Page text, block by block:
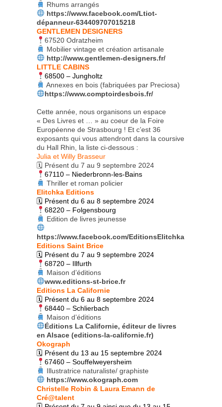
Rhums arrangés
https://www.facebook.com/Ltiot-
dépanneur-634409707015218
GENTLEMEN DESIGNERS
67520 Odratzheim
Mobilier vintage et création artisanale
http://www.gentlemen-designers.fr/
LITTLE CABINS
68500 – Jungholtz
Annexes en bois (fabriquées par Preciosa)
https://www.comptoirdesbois.fr/
Cette année, nous organisons un espace
« Des Livres et … » au coeur de la Foire
Européenne de Strasbourg ! Et c’est 36
exposants qui vous attendront dans la coursive
du Hall Rhin, la liste ci-dessous :
Julia et Willy Brasseur
🗓 Présent du 7 au 9 septembre 2024
67110 – Niederbronn-les-Bains
Thriller et roman policier
Elitchka Editions
🗓 Présent du 6 au 8 septembre 2024
68220 – Folgensbourg
Edition de livres jeunesse
https://www.facebook.com/EditionsElitchka
Editions Saint Brice
🗓 Présent du 7 au 9 septembre 2024
68720 – Illfurth
Maison d’éditions
www.editions-st-brice.fr
Editions La Californie
🗓 Présent du 6 au 8 septembre 2024
68440 – Schlierbach
Maison d’éditions
Éditions La Californie, éditeur de livres
en Alsace (editions-la-californie.fr)
Okograph
🗓 Présent du 13 au 15 septembre 2024
67460 – Souffelweyersheim
Illustratrice naturaliste/ graphiste
https://www.okograph.com
Christelle Robin & Laura Emann de
Cré@talent